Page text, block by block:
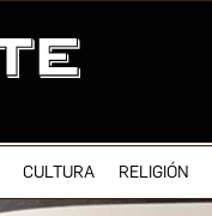
CULTURA RELIGIÓN